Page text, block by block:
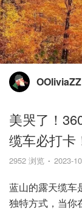
OOliviaZZ
美哭了！
缆车必打卡
2952 浏览 2023-
蓝山的露天缆车
独特方式，当你